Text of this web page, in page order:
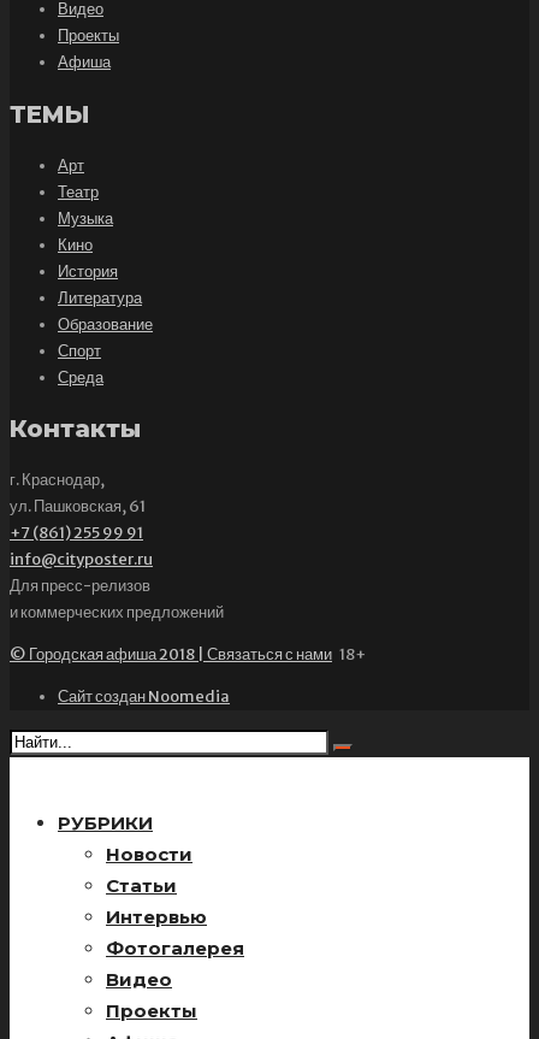
Видео
Проекты
Афиша
ТЕМЫ
Арт
Театр
Музыка
Кино
История
Литература
Образование
Спорт
Среда
Контакты
г. Краснодар,
ул. Пашковская, 61
+7 (861) 255 99 91
info@cityposter.ru
Для пресс-релизов
и коммерческих предложений
© Городская афиша 2018 | Связаться с нами 18+
Сайт создан Noomedia
РУБРИКИ
Новости
Статьи
Интервью
Фотогалерея
Видео
Проекты